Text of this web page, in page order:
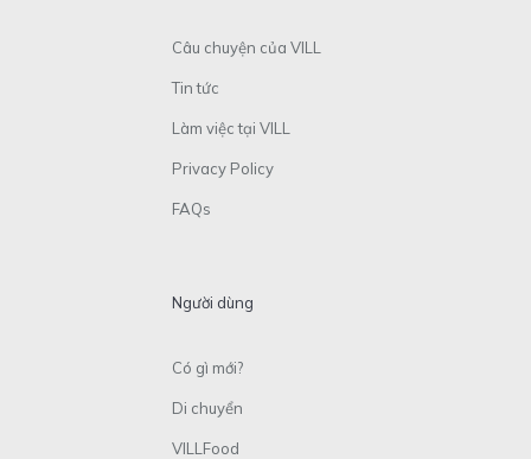
Câu chuyện của VILL
Tin tức
Làm việc tại VILL
Privacy Policy
FAQs
Người dùng
Có gì mới?
Di chuyển
VILLFood